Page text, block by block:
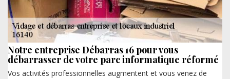
Notre entreprise Débarras 16 pour vous
débarrasser de votre parc informatique réformé
Vos activités professionnelles augmentent et vous venez de